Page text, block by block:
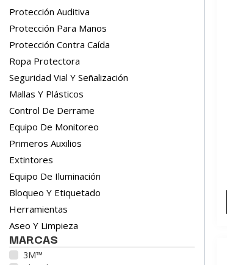
Protección Auditiva
Protección Para Manos
Protección Contra Caída
Ropa Protectora
Seguridad Vial Y Señalización
Mallas Y Plásticos
Control De Derrame
Equipo De Monitoreo
Primeros Auxilios
Extintores
Equipo De Iluminación
Bloqueo Y Etiquetado
Herramientas
Aseo Y Limpieza
MARCAS
3M™